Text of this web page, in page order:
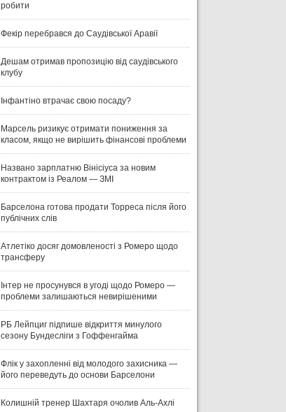
робити
Фекір перебрався до Саудівської Аравії
Дешам отримав пропозицію від саудівського
клубу
Інфантіно втрачає свою посаду?
Марсель ризикує отримати пониження за
класом, якщо не вирішить фінансові проблеми
Названо зарплатню Вінісіуса за новим
контрактом із Реалом — ЗМІ
Барселона готова продати Торреса після його
публічних слів
Атлетіко досяг домовленості з Ромеро щодо
трансферу
Інтер не просунувся в угоді щодо Ромеро —
проблеми залишаються невирішеними
РБ Лейпциг підпише відкриття минулого
сезону Бундесліги з Гоффенгайма
Флік у захопленні від молодого захисника —
його переведуть до основи Барселони
Колишній тренер Шахтаря очолив Аль-Ахлі